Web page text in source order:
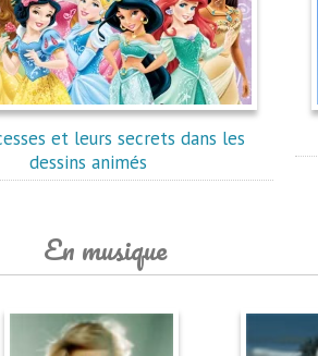
et leurs secrets dans les
dessins animés
En musique